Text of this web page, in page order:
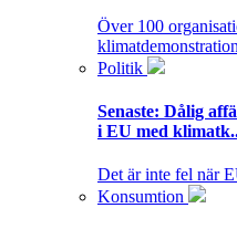
Över 100
Politik
Senaste: Dålig
i EU med
Det är inte fel när
Konsumtion